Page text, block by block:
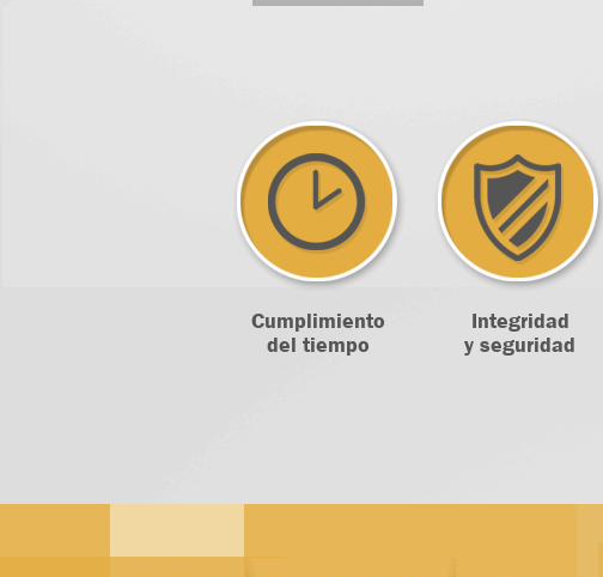
Cumplimiento
del tiempo
Integridad
y seguridad